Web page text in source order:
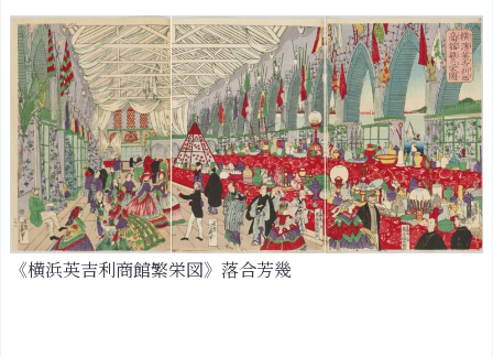
《横浜英吉利商館繁栄図》落合芳幾